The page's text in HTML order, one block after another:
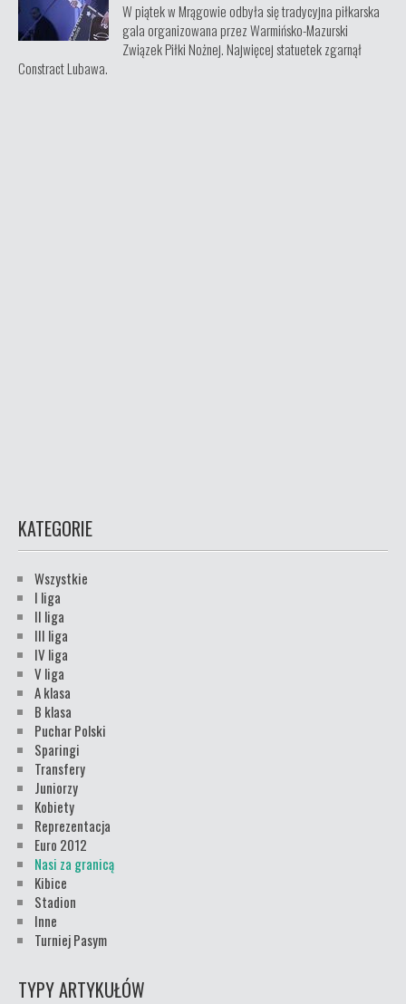
W piątek w Mrągowie odbyła się tradycyjna piłkarska
gala organizowana przez Warmińsko-Mazurski
Związek Piłki Nożnej. Najwięcej statuetek zgarnął
Constract Lubawa.
KATEGORIE
Wszystkie
I liga
II liga
III liga
IV liga
V liga
A klasa
B klasa
Puchar Polski
Sparingi
Transfery
Juniorzy
Kobiety
Reprezentacja
Euro 2012
Nasi za granicą
Kibice
Stadion
Inne
Turniej Pasym
TYPY ARTYKUŁÓW